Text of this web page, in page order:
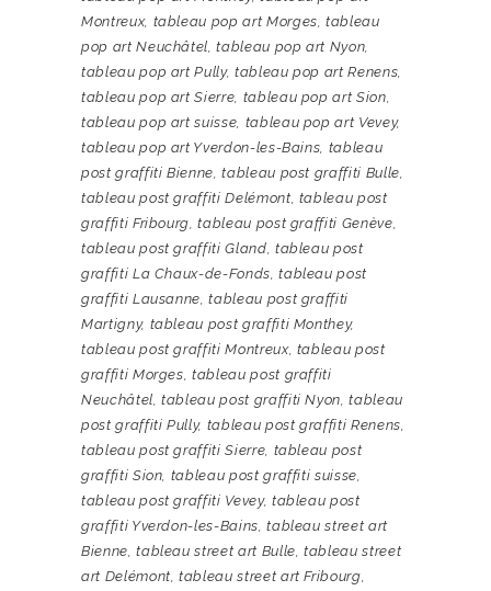
Montreux, tableau pop art Morges,tableau
pop art Neuchâtel,tableau pop art Nyon,
tableau pop art Pully, tableau pop art Renens,
tableau pop art Sierre, tableau pop art Sion,
tableau pop art suisse, tableau pop art Vevey,
tableau pop art Yverdon-les-Bains, tableau
post graffiti Bienne,tableau post graffiti Bulle,
tableau post graffiti Delémont, tableau post
graffiti Fribourg,tableau post graffiti Genève,
tableau post graffiti Gland, tableau post
graffiti La Chaux-de-Fonds,tableau post
graffiti Lausanne,tableau post graffiti
Martigny, tableau post graffiti Monthey,
tableau post graffiti Montreux, tableau post
graffiti Morges,tableau post graffiti
Neuchâtel,tableau post graffiti Nyon,tableau
post graffiti Pully, tableau post graffiti Renens,
tableau post graffiti Sierre, tableau post
graffiti Sion, tableau post graffiti suisse,
tableau post graffiti Vevey, tableau post
graffiti Yverdon-les-Bains,tableau street art
Bienne,tableau street art Bulle,tableau street
art Delémont,tableau street art Fribourg,